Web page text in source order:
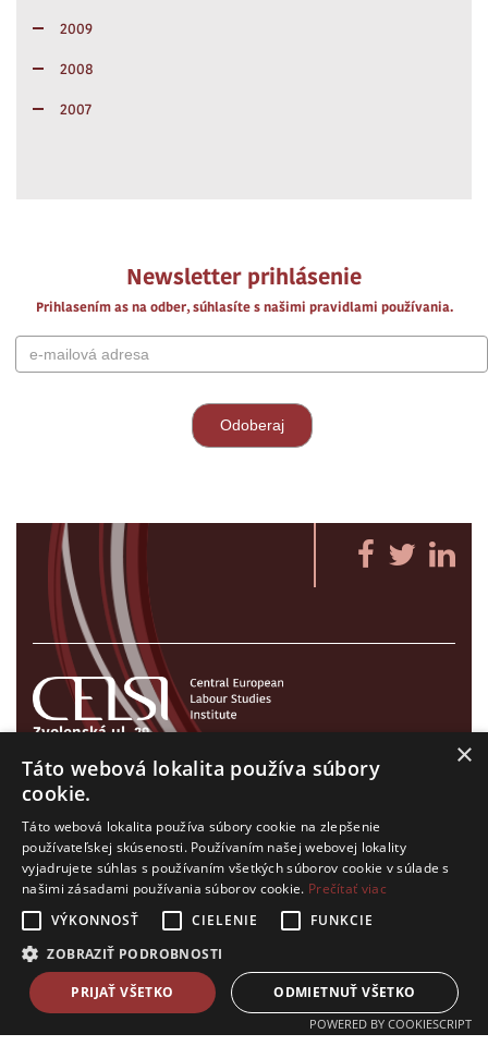
2009
2008
2007
Newsletter prihlásenie
Prihlasením as na odber, súhlasíte s našimi pravidlami používania.
Zvolenská ul. 29
821 09 Bratislava, Slovenská republika
Tel./Fax:+421 2 207 35 767
E-mail: info@celsi.sk
Všetky práva na CELSI logo a ostatný obsah na tejto stránke je
vyhradený. © CELSI 2008- 2026
design by
crafted byAdaptiware.company
×
Táto webová lokalita používa súbory
cookie.
Táto webová lokalita používa súbory cookie na zlepšenie
používateľskej skúsenosti. Používaním našej webovej lokality
vyjadrujete súhlas s používaním všetkých súborov cookie v súlade s
našimi zásadami používania súborov cookie. Prečítať viac
VÝKONNOSŤ
CIELENIE
FUNKCIE
ZOBRAZIŤ PODROBNOSTI
PRIJAŤ VŠETKO ODMIETNUŤ VŠETKO
POWERED BY COOKIESCRIPT